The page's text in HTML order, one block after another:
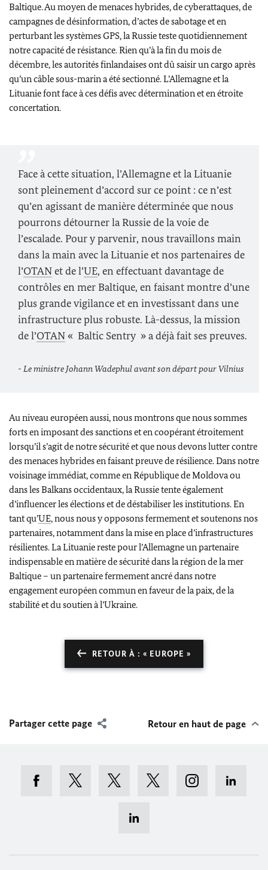
Baltique. Au moyen de menaces hybrides, de cyberattaques, de
campagnes de désinformation, d’actes de sabotage et en
perturbant les systèmes GPS, la Russie teste quotidiennement
notre capacité de résistance. Rien qu’à la fin du mois de
décembre, les autorités finlandaises ont dû saisir un cargo après
qu’un câble sous-marin a été sectionné. L’Allemagne et la
Lituanie font face à ces défis avec détermination et en étroite
concertation.
Face à cette situation, l’Allemagne et la Lituanie
sont pleinement d’accord sur ce point : ce n’est
qu’en agissant de manière déterminée que nous
pourrons détourner la Russie de la voie de
l’escalade. Pour y parvenir, nous travaillons main
dans la main avec la Lituanie et nos partenaires de
l’OTANet de l’UE, en effectuant davantage de
contrôles en mer Baltique, en faisant montre d’une
plus grande vigilance et en investissant dans une
infrastructure plus robuste. Là-dessus, la mission
de l’OTAN« Baltic Sentry » a déjà fait ses preuves.
- Le ministre Johann Wadephulavant son départ pour Vilnius
Au niveau européen aussi, nous montrons que nous sommes
forts en imposant des sanctions et en coopérant étroitement
lorsqu’il s’agit de notre sécurité et que nous devons lutter contre
des menaces hybrides en faisant preuve de résilience. Dans notre
voisinage immédiat, comme en République de Moldova ou
dans les Balkans occidentaux, la Russie tente également
d’influencer les élections et de déstabiliser les institutions. En
tant qu’UE, nous nous y opposons fermement et soutenons nos
partenaires, notamment dans la mise en place d’infrastructures
résilientes. La Lituanie reste pour l’Allemagne un partenaire
indispensable en matière de sécurité dans la région de la mer
Baltique – un partenaire fermement ancré dans notre
engagement européen commun en faveur de la paix, de la
stabilité et du soutien à l’Ukraine.
RETOUR À : « EUROPE »
Partager cette page Retour en haut de page